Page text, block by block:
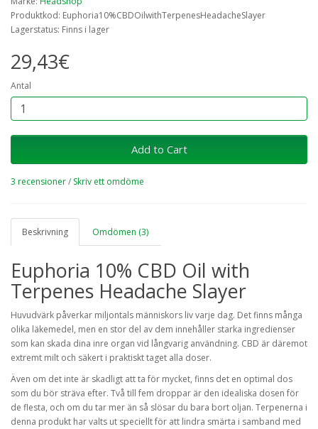
Produktkod: Euphoria10%CBDOilwithTerpenesHeadacheSlayer
Lagerstatus: Finns i lager
29,43€
Antal
Add to Cart
3 recensioner/ Skriv ett omdöme
Beskrivning Omdömen (3)
Euphoria 10% CBD Oil with
Terpenes Headache Slayer
Huvudvärk påverkar miljontals människors liv varje dag. Det finns många
olika läkemedel, men en stor del av dem innehåller starka ingredienser
som kan skada dina inre organ vid långvarig användning. CBD är däremot
extremt milt och säkert i praktiskt taget alla doser.
Även om det inte är skadligt att ta för mycket, finns det en optimal dos
som du bör sträva efter. Två till fem droppar är den idealiska dosen för
de flesta, och om du tar mer än så slösar du bara bort oljan. Terpenerna i
denna produkt har valts ut speciellt för att lindra smärta i samband med